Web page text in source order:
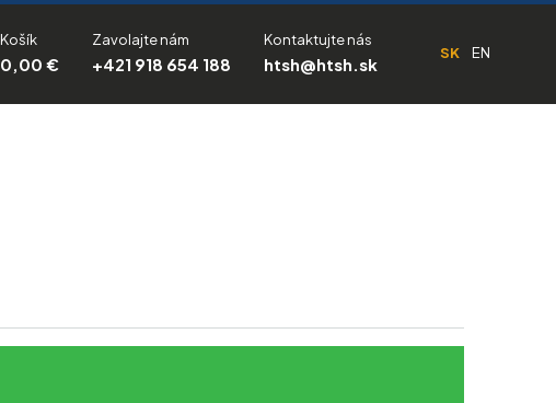
Košík
0,00 €
Zavolajte nám
+421 918 654 188
Kontaktujte nás
htsh@htsh.sk
SK EN